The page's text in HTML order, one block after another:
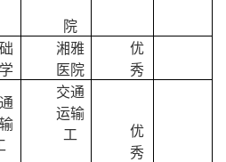
院
湘雅
医院
优
秀
交通
运输
工
优
秀